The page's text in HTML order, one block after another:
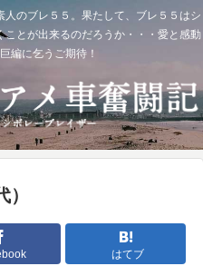
のブレ５５。果たして、ブレ５５はシ
とが出来るのだろうか・・・愛と感動
編に乞うご期待！
はてブ